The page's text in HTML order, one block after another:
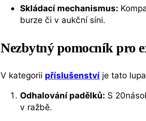
Skládací mechanismus:
burze či v aukční síni.
Nezbytný pomocník pro
V kategorii příslušenství je tato
Odhalování padělků: S
v ražbě.